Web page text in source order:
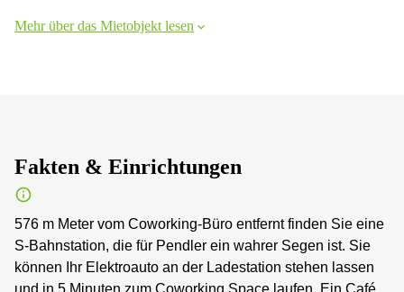
Mehr über das Mietobjekt lesen
Fakten & Einrichtungen
576 m Meter vom Coworking-Büro entfernt finden Sie eine
S-Bahnstation, die für Pendler ein wahrer Segen ist. Sie
können Ihr Elektroauto an der Ladestation stehen lassen
und in 5 Minuten zum Coworking Space laufen. Ein Café